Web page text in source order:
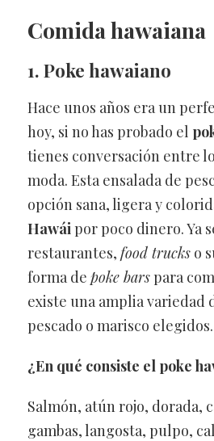
Comida hawaiana
1. Poke hawaiano
Hace unos años era un
hoy, si no has probado el
tienes conversación entre
moda. Esta ensalada de
opción sana, ligera y
Hawáipor poco dinero. Ya
restaurantes, food truckso
forma de poke barspara
existe una amplia variedad
pescado o marisco elegidos.
¿En qué consiste el poke
Salmón, atún rojo, dorada,
gambas, langosta, pulpo,